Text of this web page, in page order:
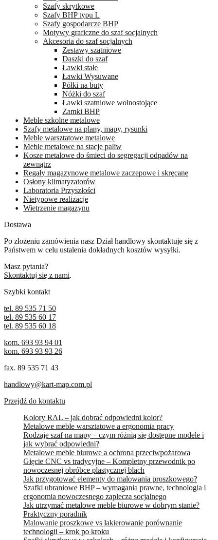
Szafy skrytkowe
Szafy BHP typu L
Szafy gospodarcze BHP
Motywy graficzne do szaf socjalnych
Akcesoria do szaf socjalnych
Zestawy szatniowe
Daszki do szaf
Ławki stałe
Ławki Wysuwane
Półki na buty
Nóżki do szaf
Ławki szatniowe wolnostojące
Zamki BHP
Meble szkolne metalowe
Szafy metalowe na plany, mapy, rysunki
Meble warsztatowe metalowe
Meble metalowe na stacje paliw
Kosze metalowe do śmieci do segregacji odpadów na
zewnątrz
Regały magazynowe metalowe zaczepowe i skręcane
Osłony klimatyzatorów
Laboratoria Przyszłości
Nietypowe realizacje
Wietrzenie magazynu
Dostawa
Po złożeniu zamówienia nasz Dział handlowy skontaktuje się z
Państwem w celu ustalenia dokładnych kosztów wysyłki.
Masz pytania?
Skontaktuj się z nami.
Szybki kontakt
tel. 89 535 71 50
tel. 89 535 60 17
tel. 89 535 60 18
kom. 693 93 94 01
kom. 693 93 93 26
fax. 89 535 71 43
handlowy@kart-map.com.pl
Przejdź do kontaktu
Kolory RAL – jak dobrać odpowiedni kolor?
Metalowe meble warsztatowe a ergonomia pracy
Rodzaje szaf na mapy – czym różnią się dostępne modele i
jak wybrać odpowiedni?
Metalowe meble biurowe a ochrona przeciwpożarowa
Gięcie CNC vs tradycyjne – Kompletny przewodnik po
nowoczesnej obróbce plastycznej blach
Jak przygotować elementy do malowania proszkowego?
Szafki ubraniowe BHP – wymagania prawne, technologia i
ergonomia nowoczesnego zaplecza socjalnego
Jak utrzymać metalowe meble biurowe w dobrym stanie?
Praktyczny poradnik
Malowanie proszkowe vs lakierowanie porównanie
technologii – krok po kroku